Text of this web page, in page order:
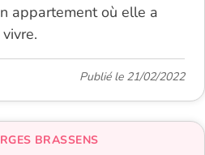
appartement où elle a
Publié le 21/02/2022
BRASSENS